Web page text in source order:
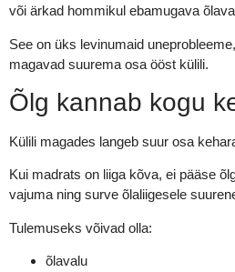
või ärkad hommikul ebamugava
See on üks levinumaid
magavad suurema osa ööst külili.
Õlg kannab kogu
Külili magades langeb suur osa
Kui madrats on liiga kõva, ei pääse
vajuma ning surve õlaliigesele
Tulemuseks võivad olla:
õlavalu